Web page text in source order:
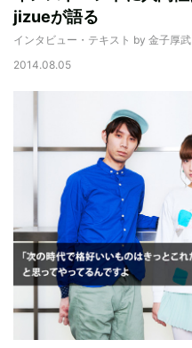
jizueが語る
インタビュー・テキスト by 金子厚
2014.08.05